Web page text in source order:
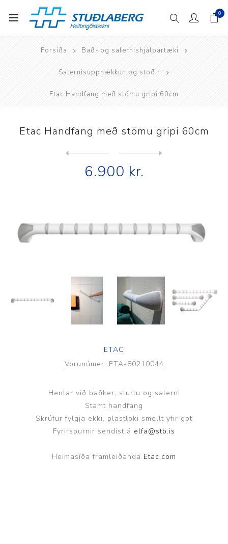
0
Forsíða Bað- og salernishjálpartæki
Salernisupphækkun og stoðir
Etac Handfang með stömu gripi 60cm
Etac Handfang með stömu gripi 60cm
6.900 kr.
ETAC
Vörunúmer: ETA-80210044
Hentar við baðker, sturtu og salerni
Stamt handfang
Skrúfur fylgja ekki, plastloki smellt yfir göt
Fyrirspurnir sendist á elfa@stb.is
Heimasíða framleiðanda Etac.com